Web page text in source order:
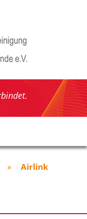
» Airlink